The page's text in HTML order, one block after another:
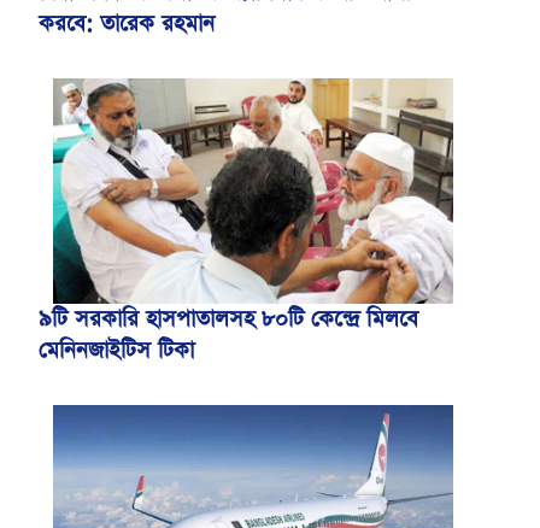
করবে: তারেক রহমান
৯টি সরকারি হাসপাতালসহ ৮০টি কেন্দ্রে মিলবে
মেনিনজাইটিস টিকা